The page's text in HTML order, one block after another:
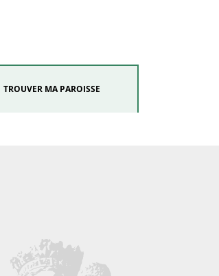
TROUVER MA PAROISSE